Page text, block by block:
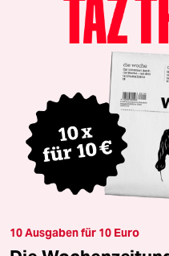
10 Ausgaben für 10 Euro